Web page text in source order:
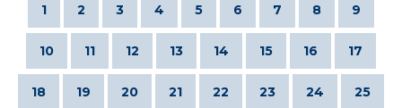
1 2 3 4 5 6 7 8 9
10 11 12 13 14 15 16 17
18 19 20 21 22 23 24 25